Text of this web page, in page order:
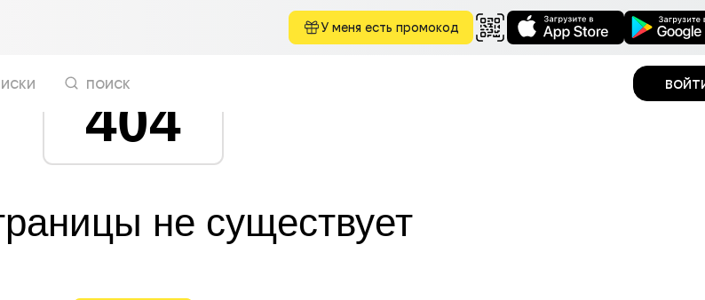
У меня есть промокод
поиск
404
не существует